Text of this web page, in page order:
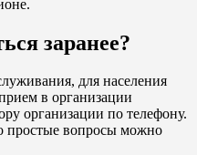
заранее?
для населения
в организации
организации по телефону.
простые вопросы можно